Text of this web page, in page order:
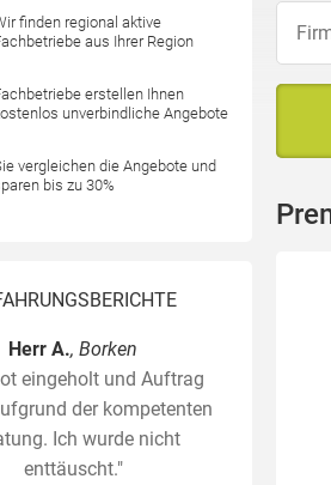
finden regional aktive
aus Ihrer Region
erstellen Ihnen
unverbindliche Angebote
vergleichen die Angebote und
bis zu 30%
Herr A., Borken
eingeholt und Auftrag
der kompetenten
Ich wurde nicht
enttäuscht."